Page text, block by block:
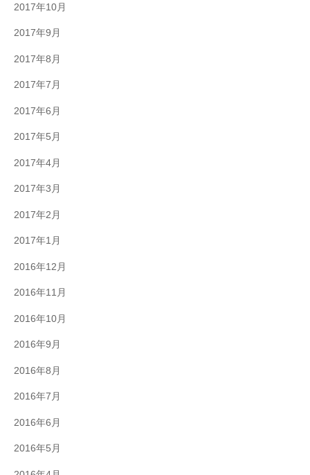
2017年10月
2017年9月
2017年8月
2017年7月
2017年6月
2017年5月
2017年4月
2017年3月
2017年2月
2017年1月
2016年12月
2016年11月
2016年10月
2016年9月
2016年8月
2016年7月
2016年6月
2016年5月